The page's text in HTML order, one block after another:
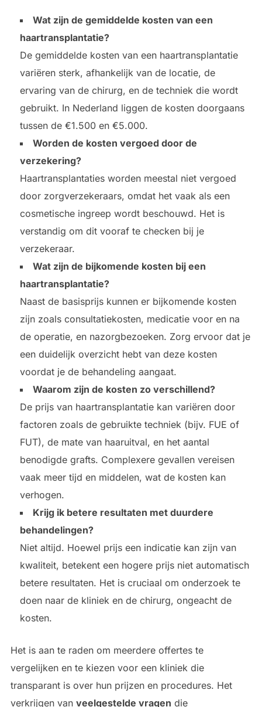
Wat zijn de gemiddelde kosten van een
haartransplantatie?
De gemiddelde kosten van een haartransplantatie
variëren sterk, afhankelijk van de locatie, de
ervaring van de chirurg, en de techniek die wordt
gebruikt. In Nederland liggen de kosten doorgaans
tussen de €1.500 en €5.000.
Worden de kosten vergoed door de
verzekering?
Haartransplantaties worden meestal niet vergoed
door zorgverzekeraars, omdat het vaak als een
cosmetische ingreep wordt beschouwd. Het is
verstandig om dit vooraf te checken bij je
verzekeraar.
Wat zijn de bijkomende kosten bij een
haartransplantatie?
Naast de basisprijs kunnen er bijkomende kosten
zijn zoals consultatiekosten, medicatie voor en na
de operatie, en nazorgbezoeken. Zorg ervoor dat je
een duidelijk overzicht hebt van deze kosten
voordat je de behandeling aangaat.
Waarom zijn de kosten zo verschillend?
De prijs van haartransplantatie kan variëren door
factoren zoals de gebruikte techniek (bijv. FUE of
FUT), de mate van haaruitval, en het aantal
benodigde grafts. Complexere gevallen vereisen
vaak meer tijd en middelen, wat de kosten kan
verhogen.
Krijg ik betere resultaten met duurdere
behandelingen?
Niet altijd. Hoewel prijs een indicatie kan zijn van
kwaliteit, betekent een hogere prijs niet automatisch
betere resultaten. Het is cruciaal om onderzoek te
doen naar de kliniek en de chirurg, ongeacht de
kosten.
Het is aan te raden om meerdere offertes te
vergelijken en te kiezen voor een kliniek die
transparant is over hun prijzen en procedures. Het
verkrijgen van veelgestelde vragen die